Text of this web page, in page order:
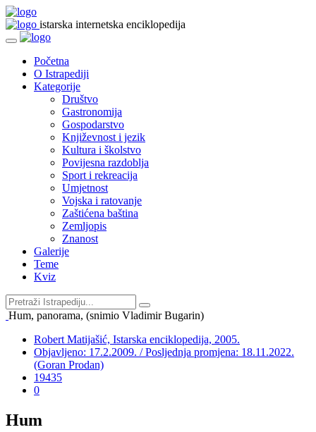
istarska internetska enciklopedija
Početna
O Istrapediji
Kategorije
Društvo
Gastronomija
Gospodarstvo
Književnost i jezik
Kultura i školstvo
Povijesna razdoblja
Sport i rekreacija
Umjetnost
Vojska i ratovanje
Zaštićena baština
Zemljopis
Znanost
Galerije
Teme
Kviz
Hum, panorama, (snimio Vladimir Bugarin)
Robert Matijašić, Istarska enciklopedija, 2005.
Objavljeno: 17.2.2009. / Posljednja promjena: 18.11.2022.
(Goran Prodan)
19435
0
Hum